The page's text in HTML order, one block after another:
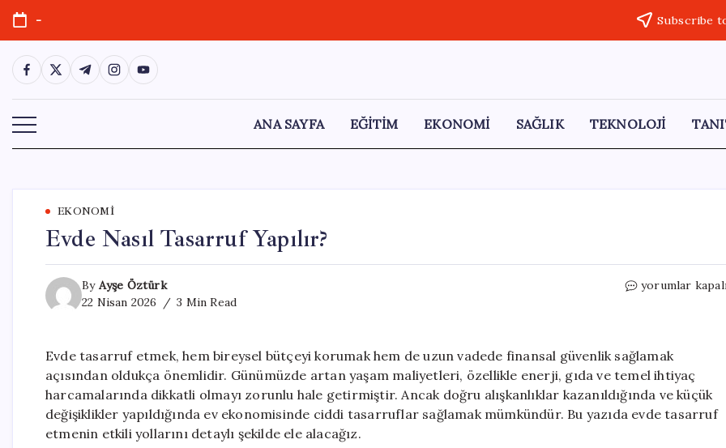
Skip
content
- Subscribe
https://www.facebook.com/
https://twitter.com/
https://t.me/
https://www.instagram.com/
https://youtube.com/
ANA SAYFA EĞİTİM EKONOMİ SAĞLIK TEKNOLOJİ
EKONOMI
Evde Nasıl Tasarruf Yapılır?
By Ayşe Öztürk
22 Nisan 2026
3 Min Read
Evde
için
yorumlar
Evde tasarruf etmek, hem bireysel bütçeyi korumak hem de uzun vadede finansal güvenlik sağlamak
açısından oldukça önemlidir. Günümüzde artan yaşam maliyetleri, özellikle enerji, gıda ve temel ihtiyaç
harcamalarında dikkatli olmayı zorunlu hale getirmiştir. Ancak doğru alışkanlıklar kazanıldığında ve küçük
değişiklikler yapıldığında ev ekonomisinde ciddi tasarruflar sağlamak mümkündür. Bu yazıda evde tasarruf
etmenin etkili yollarını detaylı şekilde ele alacağız.